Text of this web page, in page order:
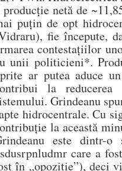
producție netă de
puțin de opt
fie începute,
contestațiilor
unii politicieni*.
ar putea aduce
la
Grindeanu
hidrocentrale. Cu
la această
este dintr-
care a
în „opoziție”), deci